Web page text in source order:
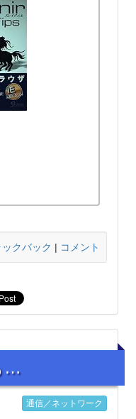
ックバック | コメント
…
通信／ネットワーク